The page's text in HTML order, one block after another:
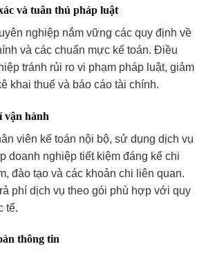
và tuân thủ pháp luật
nghiệp nắm vững các quy định về
và các chuẩn mực kế toán. Điều
tránh rủi ro vi phạm pháp luật, giảm
khai thuế và báo cáo tài chính.
vận hành
viên kế toán nội bộ, sử dụng dịch vụ
doanh nghiệp tiết kiệm đáng kể chi
đào tạo và các khoản chi liên quan.
phí dịch vụ theo gói phù hợp với quy
tế.
thông tin